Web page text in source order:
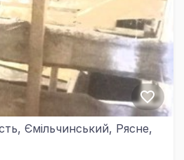
Ємільчинський, Рясне,